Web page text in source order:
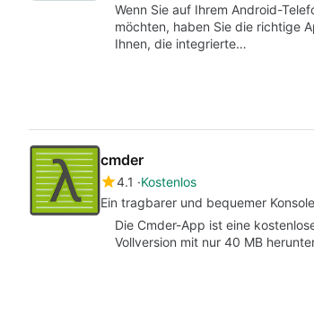
Wenn Sie auf Ihrem Android-
möchten, haben Sie die richtige
Ihnen, die integrierte…
cmder
4.1
Kostenlos
Ein tragbarer und bequemer
Die Cmder-App ist eine
Vollversion mit nur 40 MB